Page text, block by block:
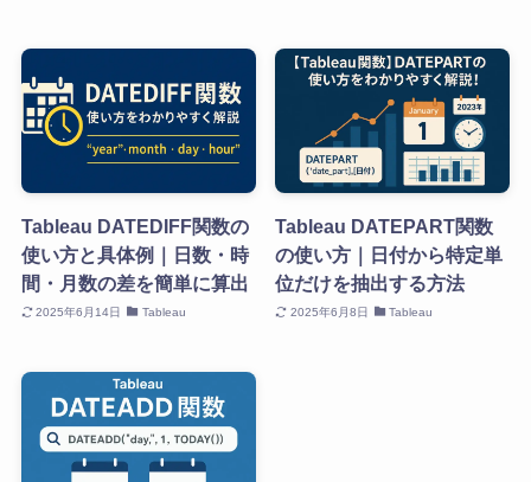
Tableau DATEDIFF関数の
使い方と具体例｜日数・時
間・月数の差を簡単に算出
2025年6月14日 Tableau
Tableau DATEPART関数
の使い方｜日付から特定単
位だけを抽出する方法
2025年6月8日 Tableau